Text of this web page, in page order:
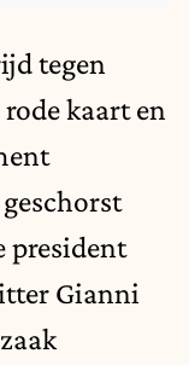
tegen
kaart en
president
Gianni